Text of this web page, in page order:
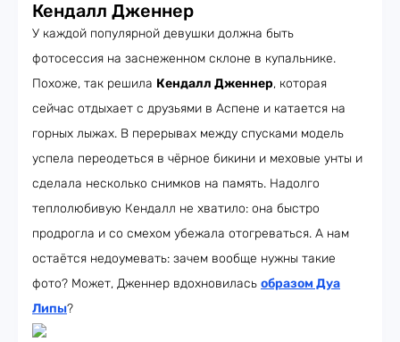
Кендалл Дженнер
У каждой популярной девушки должна быть
фотосессия на заснеженном склоне в купальнике.
Похоже, так решила Кендалл Дженнер, которая
сейчас отдыхает с друзьями в Аспене и катается на
горных лыжах. В перерывах между спусками модель
успела переодеться в чёрное бикини и меховые унты и
сделала несколько снимков на память. Надолго
теплолюбивую Кендалл не хватило: она быстро
продрогла и со смехом убежала отогреваться. А нам
остаётся недоумевать: зачем вообще нужны такие
фото? Может, Дженнер вдохновилась образом Дуа
Липы?